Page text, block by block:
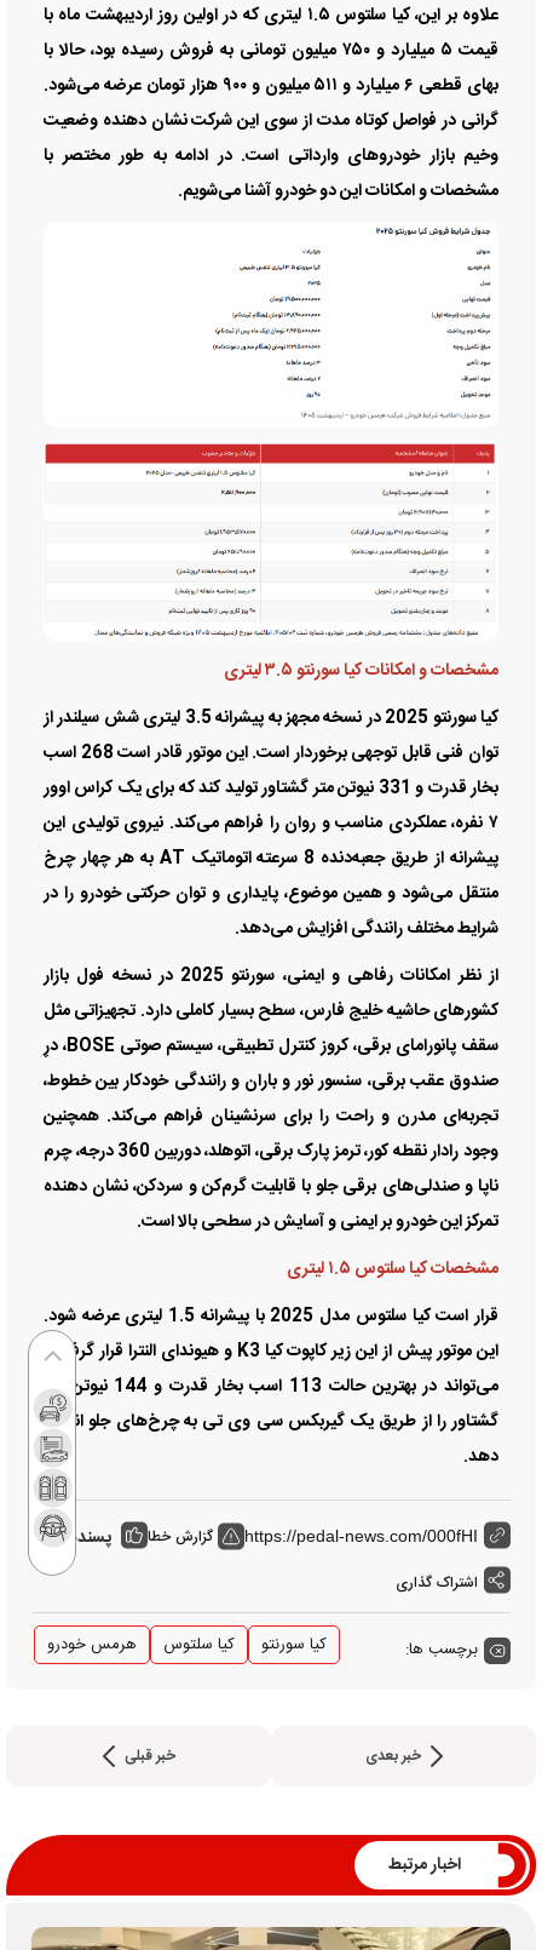
علاوه بر این، کیا سلتوس ۱.۵ لیتری که در اولین روز اردیبهشت ماه با
قیمت ۵ میلیارد و ۷۵۰ میلیون تومانی به فروش رسیده بود، حالا با
بهای قطعی ۶ میلیارد و ۵۱۱ میلیون و ۹۰۰ هزار تومان عرضه می‌شود.
گرانی در فواصل کوتاه مدت از سوی این شرکت نشان دهنده وضعیت
وخیم بازار خودرو‌های وارداتی است. در ادامه به طور مختصر با
مشخصات و امکانات این دو خودرو آشنا می‌شویم.
مشخصات و امکانات کیا سورنتو ۳.۵ لیتری
کیا سورنتو 2025 در نسخه مجهز به پیشرانه 3.5 لیتری شش سیلندر از
توان فنی قابل توجهی برخوردار است. این موتور قادر است 268 اسب
بخار قدرت و 331 نیوتن متر گشتاور تولید کند که برای یک کراس اوور
۷ نفره، عملکردی مناسب و روان را فراهم می‌کند. نیروی تولیدی این
پیشرانه از طریق جعبه‌دنده 8 سرعته اتوماتیک AT به هر چهار چرخ
منتقل می‌شود و همین موضوع، پایداری و توان حرکتی خودرو را در
شرایط مختلف رانندگی افزایش می‌دهد.
از نظر امکانات رفاهی و ایمنی، سورنتو 2025 در نسخه فول بازار
کشور‌های حاشیه خلیج فارس، سطح بسیار کاملی دارد. تجهیزاتی مثل
سقف پانورامای برقی، کروز کنترل تطبیقی، سیستم صوتی BOSE، درِ
صندوق عقب برقی، سنسور نور و باران و رانندگی خودکار بین خطوط،
تجربه‌ای مدرن و راحت را برای سرنشینان فراهم می‌کند. همچنین
وجود رادار نقطه کور، ترمز پارک برقی، اتوهلد، دوربین 360 درجه، چرم
ناپا و صندلی‌های برقی جلو با قابلیت گرم‌کن و سردکن، نشان دهنده
تمرکز این خودرو بر ایمنی و آسایش در سطحی بالا است.
مشخصات کیا سلتوس ۱.۵ لیتری
قرار است کیا سلتوس مدل 2025 با پیشرانه 1.5 لیتری عرضه شود.
این موتور پیش از این زیر کاپوت کیا K3 و هیوندای النترا قرار گرفته و
می‌تواند در بهترین حالت 113 اسب بخار قدرت و 144 نیوتن متر
گشتاور را از طریق یک گیربکس سی وی تی به چرخ‌های جلو انتقال
دهد.
https://pedal-news.com/000fHI گزارش خطا پسندها:0
اشتراک گذاری
برچسب ها: کیا سورنتو کیا سلتوس هرمس خودرو
خبر بعدی خبر قبلی
اخبار مرتبط